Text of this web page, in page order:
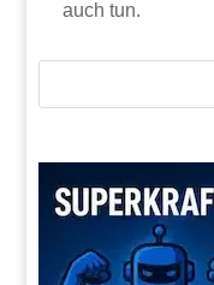
auch tun.